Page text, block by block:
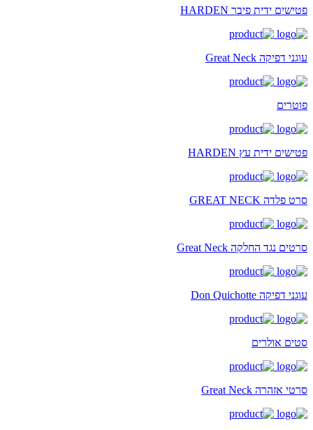
פטישים ידית פיבר HARDEN
עוגני דפיקה Great Neck
פוטרים
פטישים ידית עץ HARDEN
סרט פלדה GREAT NECK
סרטים נגד החלקה Great Neck
עוגני דפיקה Don Quichotte
סטים אולרים
סרטי אזהרה Great Neck